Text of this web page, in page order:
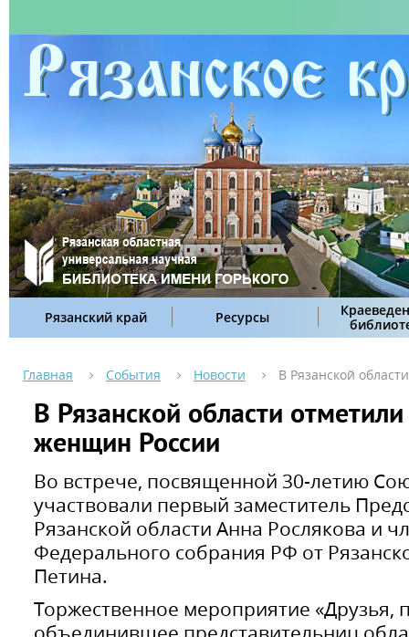
Рязанский край Ресурсы
Главная События Новости В Рязанской
В Рязанской области
женщин России
Во встрече, посвященной 30-летию
участвовали первый заместитель
Рязанской области Анна Рослякова и
Федерального собрания РФ от
Петина.
Торжественное мероприятие «Друзья,